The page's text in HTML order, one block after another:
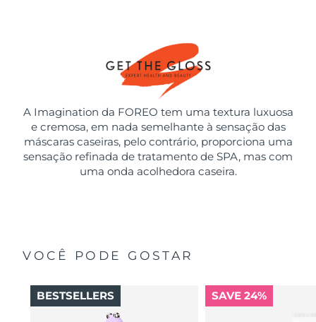
A Imagination da FOREO tem uma textura luxuosa
e cremosa, em nada semelhante à sensação das
máscaras caseiras, pelo contrário, proporciona uma
sensação refinada de tratamento de SPA, mas com
uma onda acolhedora caseira.
VOCÊ PODE GOSTAR
BESTSELLERS SAVE 24%